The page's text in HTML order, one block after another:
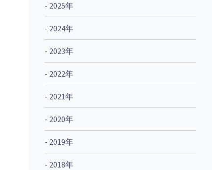
- 2025年
- 2024年
- 2023年
- 2022年
- 2021年
- 2020年
- 2019年
- 2018年